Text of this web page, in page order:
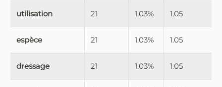
utilisation 21 1.03% 1.05
espèce 21 1.03% 1.05
dressage 21 1.03% 1.05